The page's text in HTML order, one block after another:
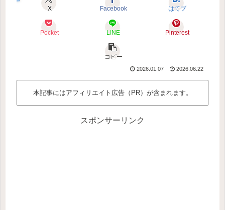
X Facebook はてブ
Pocket LINE Pinterest
コピー
2026.01.07 2026.06.22
本記事にはアフィリエイト広告（PR）が含まれます。
スポンサーリンク